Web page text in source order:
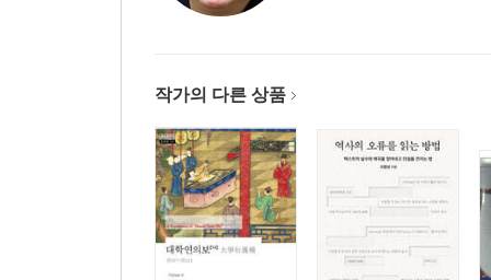
03 진보사관의 함정 107
3부 기억, 기록, 그리고 시간의 존재
01 기억과 망각의 이중주 125
사라지는 기억 / 매번 달라지는 기억 / 기억의 망각
02 사실과 해석 137
역사는 사실의 기록이자 해석의 기록 / 벽초
대칭성이란? / 객관성이라는 소용돌이 / E.H. 카
작가의 다른 상품